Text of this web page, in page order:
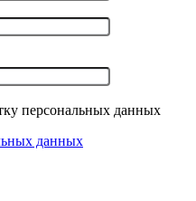
персональных данных
данных